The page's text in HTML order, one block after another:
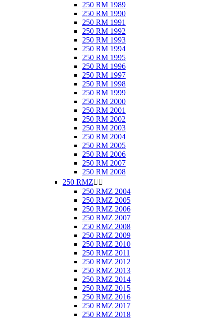
250 RM 1989
250 RM 1990
250 RM 1991
250 RM 1992
250 RM 1993
250 RM 1994
250 RM 1995
250 RM 1996
250 RM 1997
250 RM 1998
250 RM 1999
250 RM 2000
250 RM 2001
250 RM 2002
250 RM 2003
250 RM 2004
250 RM 2005
250 RM 2006
250 RM 2007
250 RM 2008
250 RMZ 
250 RMZ 2004
250 RMZ 2005
250 RMZ 2006
250 RMZ 2007
250 RMZ 2008
250 RMZ 2009
250 RMZ 2010
250 RMZ 2011
250 RMZ 2012
250 RMZ 2013
250 RMZ 2014
250 RMZ 2015
250 RMZ 2016
250 RMZ 2017
250 RMZ 2018